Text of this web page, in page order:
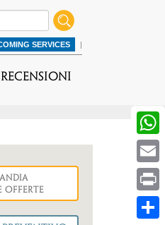
SERVICES |
Recensioni
Offerte